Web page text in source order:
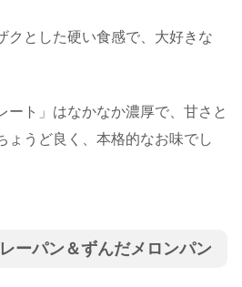
クとした硬い食感で、大好きな
ート」はなかなか濃厚で、甘さと
ょうど良く、本格的なお味でし
ーパン＆ずんだメロンパン